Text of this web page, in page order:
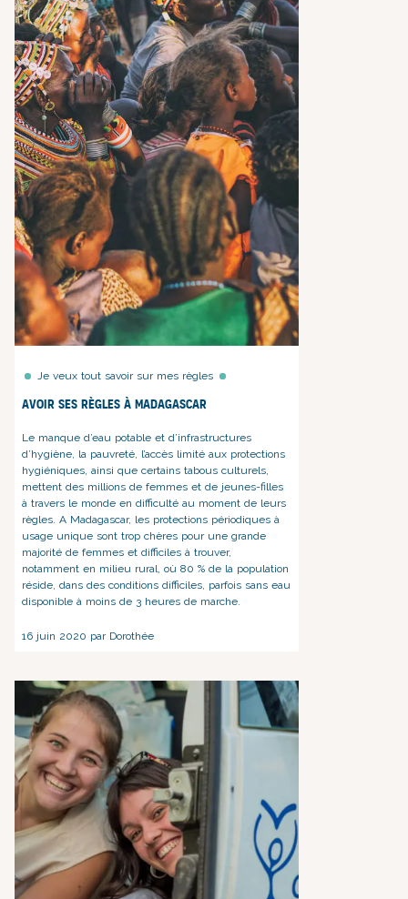
Je veux tout savoir sur mes règles
Avoir ses règles à Madagascar
Le manque d’eau potable et d’infrastructures
d’hygiène, la pauvreté, l’accès limité aux protections
hygiéniques, ainsi que certains tabous culturels,
mettent des millions de femmes et de jeunes-filles
à travers le monde en difficulté au moment de leurs
règles. A Madagascar, les protections périodiques à
usage unique sont trop chères pour une grande
majorité de femmes et difficiles à trouver,
notamment en milieu rural, où 80 % de la population
réside, dans des conditions difficiles, parfois sans eau
disponible à moins de 3 heures de marche.
16 juin 2020 par Dorothée